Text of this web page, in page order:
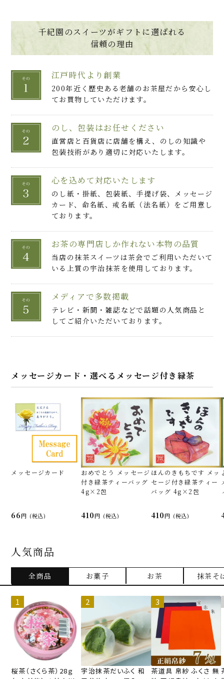
千紀園のスイーツがギフトに選ばれる
信頼の理由
江戸時代より創業
200年近く歴史ある老舗のお茶屋だから安心し
てお買物していただけます。
のし、包装はお任せください
直営店と百貨店に店舗を構え、のしの知識や
包装技術があり適切に対応いたします。
心を込めて対応いたします
のし紙・掛紙、包装紙、手提げ袋、メッセージ
カード、命名紙、戒名紙（法名紙）をご用意し
ております。
お茶の専門店しか作れない本物の品質
当店の抹茶スイーツは茶会でご利用いただいて
いる上質の宇治抹茶を使用しております。
メディアで多数掲載
テレビ・新聞・雑誌などで話題の人気商品と
してご紹介いただいております。
メッセージカード・選べるメッセージ付き緑茶
メッセージカード
66 (税込)
おめでとう メッセージ
付き緑茶ティーバッグ
4g×2包
410 (税込)
ほんのきもちです メッ
セージ付き緑茶ティー
バッグ 4g×2包
410 (税込)
人気商品
全商品 お菓子 お茶 抹茶そ
桜茶（さくら茶）28ｇ
宇治抹茶だいふく 和
茶道具 帛紗 ふくさ 無